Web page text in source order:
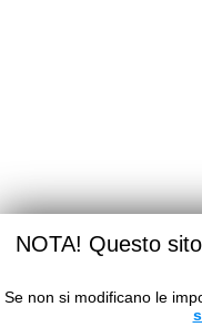
NOTA! Questo
Se non si modificano le